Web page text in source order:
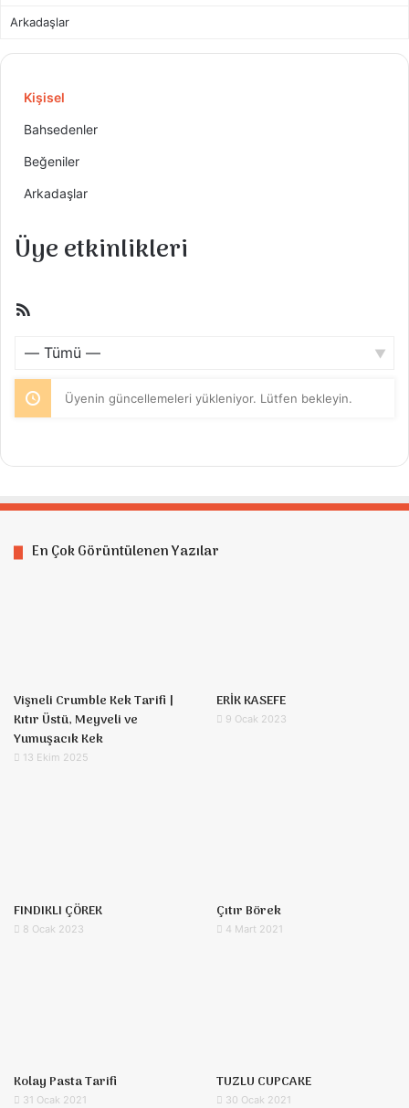
Arkadaşlar
Kişisel
Bahsedenler
Beğeniler
Arkadaşlar
Üye etkinlikleri
Üyenin güncellemeleri yükleniyor. Lütfen bekleyin.
En Çok Görüntülenen Yazılar
Vişneli Crumble Kek Tarifi |
Kıtır Üstü, Meyveli ve
Yumuşacık Kek
13 Ekim 2025
ERİK KASEFE
9 Ocak 2023
FINDIKLI ÇÖREK
8 Ocak 2023
Çıtır Börek
4 Mart 2021
Kolay Pasta Tarifi
31 Ocak 2021
TUZLU CUPCAKE
30 Ocak 2021